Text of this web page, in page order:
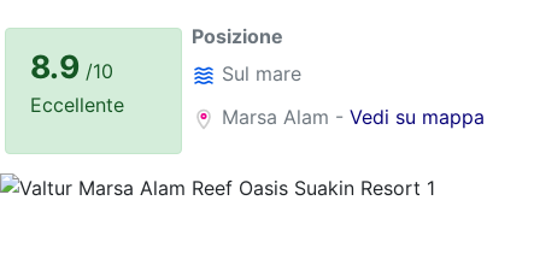
8.9 /10
Eccellente
Posizione
Sul mare
Marsa Alam - Vedi su mappa